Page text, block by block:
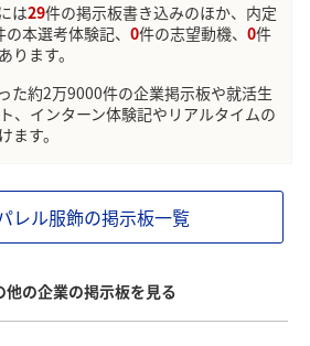
は29件の掲示板書き込みのほか、内定
の本選考体験記、 0件の志望動機、 0件
ります。
た約2万9000件の企業掲示板や就活生
、インターン体験記やリアルタイムの
ます。
レル服飾の掲示板一覧
の企業の掲示板を見る